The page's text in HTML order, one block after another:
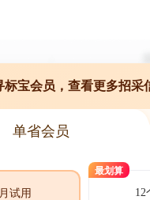
标宝会员，查看更多招采
单省会员
试用
最划算
12